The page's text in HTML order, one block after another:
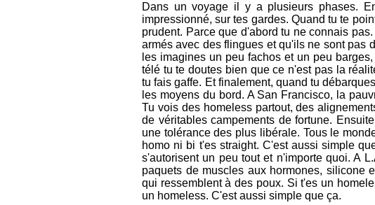
Dans un voyage il y a plusieurs phases.
impressionné, sur tes gardes. Quand tu te
prudent. Parce que d'abord tu ne connais
armés avec des flingues et qu'ils ne sont pas
les imagines un peu fachos et un peu
télé tu te doutes bien que ce n'est pas la
tu fais gaffe. Et finalement, quand tu
les moyens du bord. A San Francisco, la
Tu vois des homeless partout, des
de véritables campements de fortune.
une tolérance des plus libérale. Tous le
homo ni bi t'es straight. C'est aussi simple
s'autorisent un peu tout et n'importe quoi. A
paquets de muscles aux hormones, silicone
qui ressemblent à des poux. Si t'es un
un homeless. C'est aussi simple que ça.